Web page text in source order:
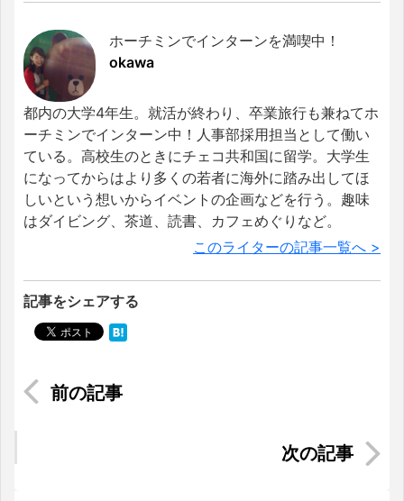
ホーチミンでインターンを満喫中！
okawa
都内の大学4年生。就活が終わり、卒業旅行も兼ねてホ
ーチミンでインターン中！人事部採用担当として働い
ている。高校生のときにチェコ共和国に留学。大学生
になってからはより多くの若者に海外に踏み出してほ
しいという想いからイベントの企画などを行う。趣味
はダイビング、茶道、読書、カフェめぐりなど。
このライターの記事一覧へ >
記事をシェアする
【徹底比較】ホーチミンとダナン、働くならどっ
ベトナムの日本庭園「リンリンパーク」を知って